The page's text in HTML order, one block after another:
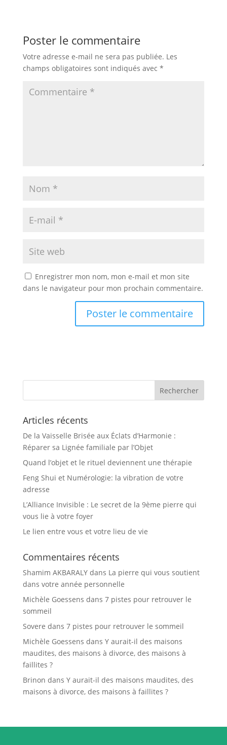
Poster le commentaire
Votre adresse e-mail ne sera pas publiée. Les
champs obligatoires sont indiqués avec *
Enregistrer mon nom, mon e-mail et mon site
dans le navigateur pour mon prochain commentaire.
Articles récents
De la Vaisselle Brisée aux Éclats d’Harmonie :
Réparer sa Lignée familiale par l’Objet
Quand l’objet et le rituel deviennent une thérapie
Feng Shui et Numérologie: la vibration de votre
adresse
L’Alliance Invisible : Le secret de la 9ème pierre qui
vous lie à votre foyer
Le lien entre vous et votre lieu de vie
Commentaires récents
Shamim AKBARALYdans La pierre qui vous soutient
dans votre année personnelle
Michèle Goessens dans 7 pistes pour retrouver le
sommeil
Sovere dans 7 pistes pour retrouver le sommeil
Michèle Goessens dans Y aurait-il des maisons
maudites, des maisons à divorce, des maisons à
faillites ?
Brinon dans Y aurait-il des maisons maudites, des
maisons à divorce, des maisons à faillites ?